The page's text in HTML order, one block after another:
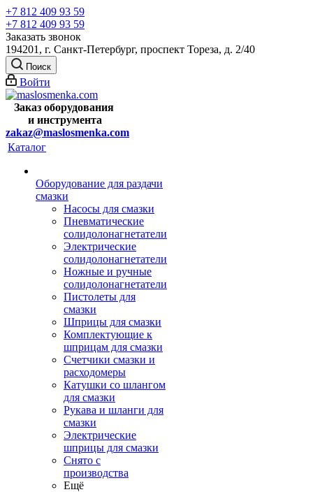
+7 812 409 93 59
+7 812 409 93 59
Заказать звонок
194201, г. Санкт-Петербург, проспект Тореза, д. 2/40
Поиск
Войти
Заказ оборудования
и инструмента
zakaz@maslosmenka.com
Каталог
Оборудование для раздачи
смазки
Насосы для смазки
Пневматические
солидолонагнетатели
Электрические
солидолонагнетатели
Ножные и ручные
солидолонагнетатели
Пистолеты для
смазки
Шприцы для смазки
Комплектующие к
шприцам для смазки
Счетчики смазки и
расходомеры
Катушки со шлангом
для смазки
Рукава и шланги для
смазки
Электрические
шприцы для смазки
Снято с
производства
Ещё